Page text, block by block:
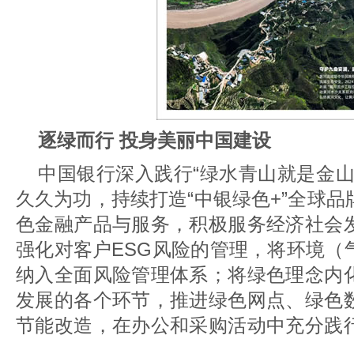
逐绿而行 投身美丽中国建设
中国银行深入践行“绿水青山就是金
久久为功，持续打造“中银绿色+”全球
色金融产品与服务，积极服务经济社会
强化对客户ESG风险的管理，将环境（
纳入全面风险管理体系；将绿色理念内
发展的各个环节，推进绿色网点、绿色
节能改造，在办公和采购活动中充分践